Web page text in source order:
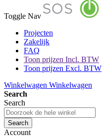
Toggle Nav
Projecten
Zakelijk
FAQ
Toon prijzen Incl. BTW
Toon prijzen Excl. BTW
Winkelwagen Winkelwagen
Search
Search
Search
Account